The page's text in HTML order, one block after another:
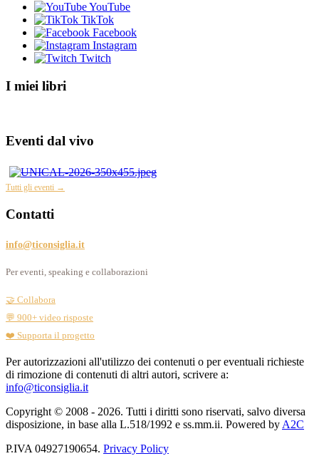
YouTube
TikTok
Facebook
Instagram
Twitch
I miei libri
Eventi dal vivo
Tutti gli eventi →
Contatti
info@ticonsiglia.it
Per eventi, speaking e collaborazioni
🤝 Collabora
💬 900+ video risposte
❤️ Supporta il progetto
Per autorizzazioni all'utilizzo dei contenuti o per eventuali richieste
di rimozione di contenuti di altri autori, scrivere a:
info@ticonsiglia.it
Copyright © 2008 - 2026. Tutti i diritti sono riservati, salvo diversa
disposizione, in base alla L.518/1992 e ss.mm.ii. Powered by A2C
P.IVA 04927190654. Privacy Policy